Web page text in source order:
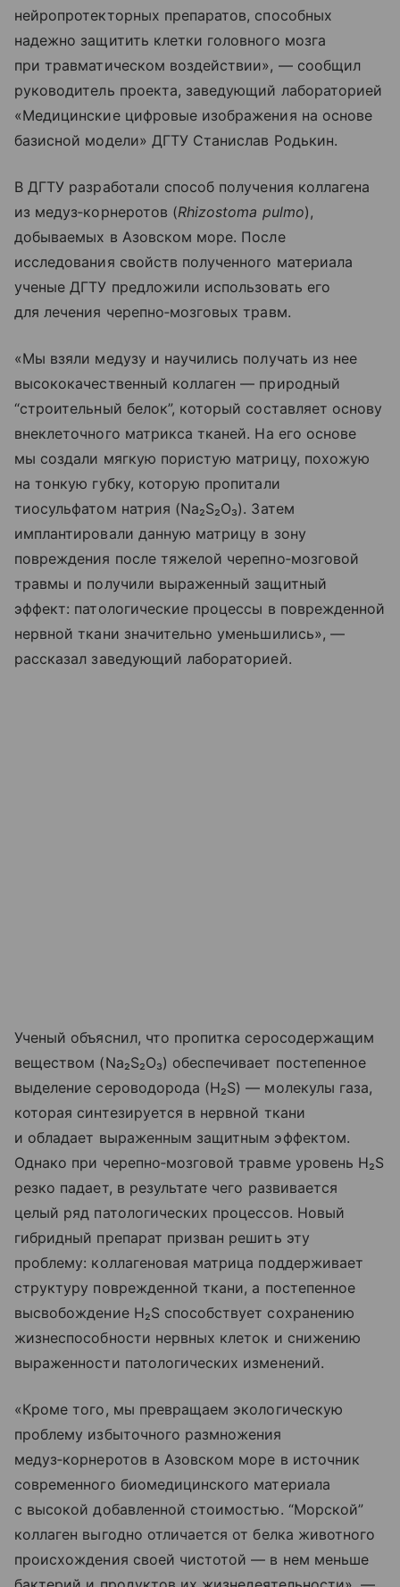
нейропротекторных препаратов, способных
надежно защитить клетки головного мозга
при травматическом воздействии», — сообщил
руководитель проекта, заведующий лабораторией
«Медицинские цифровые изображения на основе
базисной модели» ДГТУ Станислав Родькин.
В ДГТУ разработали способ получения коллагена
из медуз‑корнеротов (Rhizostoma pulmo),
добываемых в Азовском море. После
исследования свойств полученного материала
ученые ДГТУ предложили использовать его
для лечения черепно‑мозговых травм.
«Мы взяли медузу и научились получать из нее
высококачественный коллаген — природный
“строительный белок”, который составляет основу
внеклеточного матрикса тканей. На его основе
мы создали мягкую пористую матрицу, похожую
на тонкую губку, которую пропитали
тиосульфатом натрия (Na₂S₂O₃). Затем
имплантировали данную матрицу в зону
повреждения после тяжелой черепно‑мозговой
травмы и получили выраженный защитный
эффект: патологические процессы в поврежденной
нервной ткани значительно уменьшились», —
рассказал заведующий лабораторией.
Ученый объяснил, что пропитка серосодержащим
веществом (Na₂S₂O₃) обеспечивает постепенное
выделение сероводорода (H₂S) — молекулы газа,
которая синтезируется в нервной ткани
и обладает выраженным защитным эффектом.
Однако при черепно‑мозговой травме уровень H₂S
резко падает, в результате чего развивается
целый ряд патологических процессов. Новый
гибридный препарат призван решить эту
проблему: коллагеновая матрица поддерживает
структуру поврежденной ткани, а постепенное
высвобождение H₂S способствует сохранению
жизнеспособности нервных клеток и снижению
выраженности патологических изменений.
«Кроме того, мы превращаем экологическую
проблему избыточного размножения
медуз‑корнеротов в Азовском море в источник
современного биомедицинского материала
с высокой добавленной стоимостью. “Морской”
коллаген выгодно отличается от белка животного
происхождения своей чистотой — в нем меньше